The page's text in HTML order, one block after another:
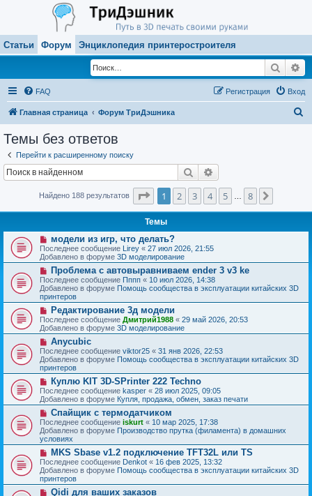
Статьи Форум Энциклопедия принтеростроителя
Поиск
FAQ Вход
Регистрация
Главная страница Форум ТриДэшника
Темы без ответов
Перейти к расширенному поиску
Поиск
Найдено 188 результатов Страница1 из
1 2 3 4 5 8
Темы
Н
о
в
о
с
о
о
б
щ
е
н
и
е
модели из игр, что делать?
Последнее сообщение Lirey « 27 июл 2026, 21:55
Добавлено в форуме 3D моделирование
Н
о
в
о
е
о
о
б
щ
е
н
и
е
Проблема с автовыравниваем ender 3 v3 ke
Последнее сообщение Пппп « 10 июл 2026, 14:38
Добавлено в форуме Помощь сообщества в эксплуатации китайских 3D
принтеров
Н
о
в
о
е
с
о
о
б
щ
е
н
и
е
Редактирование 3д модели
Последнее сообщение Дмитрий1988 « 29 май 2026, 20:53
Добавлено в форуме 3D моделирование
Н
о
в
о
е
о
о
б
щ
е
н
и
е
Anycubic
Последнее сообщение viktor25 « 31 янв 2026, 22:53
Добавлено в форуме Помощь сообщества в эксплуатации китайских 3D
принтеров
Н
о
в
о
е
с
о
о
б
щ
е
н
и
е
Куплю KIT 3D-SPrinter 222 Techno
Последнее сообщение kasper « 28 июл 2025, 09:05
Добавлено в форуме Купля, продажа, обмен, заказ печати
Н
о
в
о
е
о
о
б
щ
е
Спайщик с термодатчиком
Последнее сообщение iskurt « 10 мар 2025, 17:38
Добавлено в форуме Производство прутка (филамента) в домашних
условиях
Н
о
в
о
е
с
MKS Sbase v1.2 подключение TFT32L или TS
Последнее сообщение Denkot « 16 фев 2025, 13:32
Добавлено в форуме Помощь сообщества в эксплуатации китайских 3D
принтеров
НQidi для ваших заказов